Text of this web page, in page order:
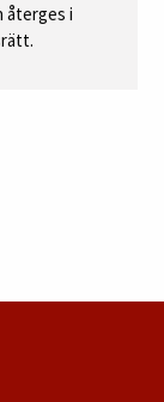
återges i